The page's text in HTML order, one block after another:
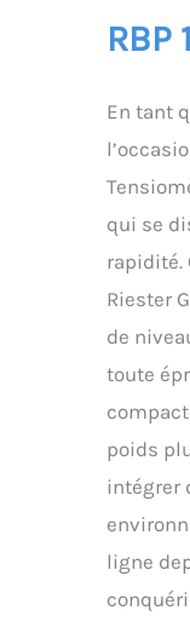
RBP
En tant
qui se
rapidité.
Riester
de
toute
poids
intégrer
ligne